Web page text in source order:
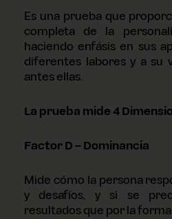
Es una prueba que
completa de la
haciendo enfásis en sus
diferentes labores y a su
antes ellas.
La prueba mide 4
Factor D – Dominancia
Mide cómo la persona
y desafíos, y si se
resultados que por la